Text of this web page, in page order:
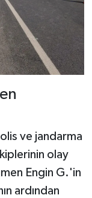
ve jandarma
olay
Engin G.'in
ardından